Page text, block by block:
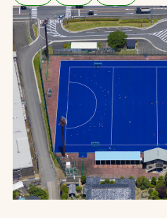
お問合せ
お取引先の皆様へ
プライバシーポリシー
ソーシャルメディアポリシー